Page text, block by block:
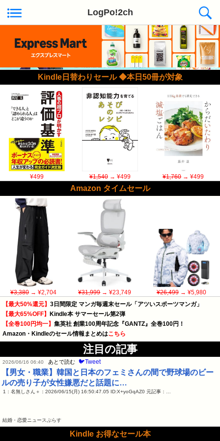
LogPo!2ch
Kindle日替わりセール ◆本日50冊が対象
¥499 ¥1,540→ ¥499 ¥1,760→ ¥499
Amazon タイムセール
¥3,380→ ¥2,704 ¥31,999→ ¥23,749 ¥26,499→ ¥5,980
【最大50%還元】 3日間限定 マンガ毎週末セール「アツいスポーツマンガ」
【最大65%OFF】
Kindle本 サマーセール第2弾
【全巻100円均一】 集英社 創業100周年記念『GANTZ』全巻100円！
Amazon・Kindleのセール情報まとめはこちら
注目の記事
2026/06/16 06:40 あとで読む 🐦Tweet
【男女・職業】韓国と日本のフェミさんの間で野球場のビー
ルの売り子が女性嫌悪だと話題に…
1：名無しさん＋：2026/06/15(月) 16:50:47.05 ID:X+yoGqAZ0 元記事：…
結婚・恋愛ニュースぷらす
Kindle お得なセール本